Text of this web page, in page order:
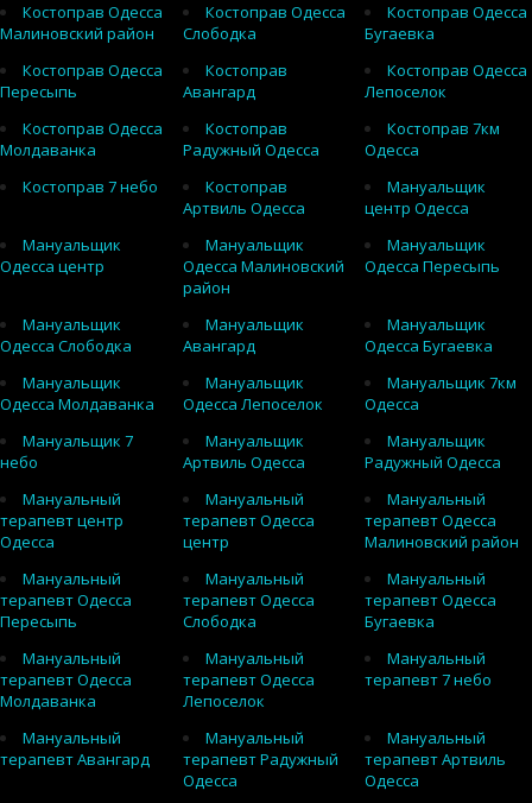
Костоправ Одесса
Малиновский район
Костоправ Одесса
Слободка
Костоправ Одесса
Бугаевка
Костоправ Одесса
Пересыпь
Костоправ
Авангард
Костоправ Одесса
Лепоселок
Костоправ Одесса
Молдаванка
Костоправ
Радужный Одесса
Костоправ 7км
Одесса
Костоправ 7 небо
Костоправ
Артвиль Одесса
Мануальщик
центр Одесса
Мануальщик
Одесса центр
Мануальщик
Одесса Малиновский
район
Мануальщик
Одесса Пересыпь
Мануальщик
Одесса Слободка
Мануальщик
Авангард
Мануальщик
Одесса Бугаевка
Мануальщик
Одесса Молдаванка
Мануальщик
Одесса Лепоселок
Мануальщик 7км
Одесса
Мануальщик 7
небо
Мануальщик
Артвиль Одесса
Мануальщик
Радужный Одесса
Мануальный
терапевт центр
Одесса
Мануальный
терапевт Одесса
центр
Мануальный
терапевт Одесса
Малиновский район
Мануальный
терапевт Одесса
Пересыпь
Мануальный
терапевт Одесса
Слободка
Мануальный
терапевт Одесса
Бугаевка
Мануальный
терапевт Одесса
Молдаванка
Мануальный
терапевт Одесса
Лепоселок
Мануальный
терапевт 7 небо
Мануальный
терапевт Авангард
Мануальный
терапевт Радужный
Одесса
Мануальный
терапевт Артвиль
Одесса